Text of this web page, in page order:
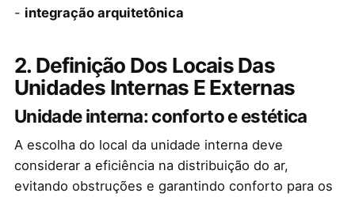
- integração arquitetônica
2. Definição Dos Locais Das
Unidades Internas E Externas
Unidade interna: conforto e estética
A escolha do local da unidade interna deve
considerar a eficiência na distribuição do ar,
evitando obstruções e garantindo conforto para os